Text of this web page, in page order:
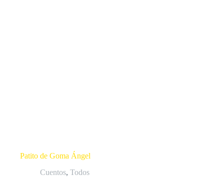
Patito de Goma Ángel
Cuentos, Todos